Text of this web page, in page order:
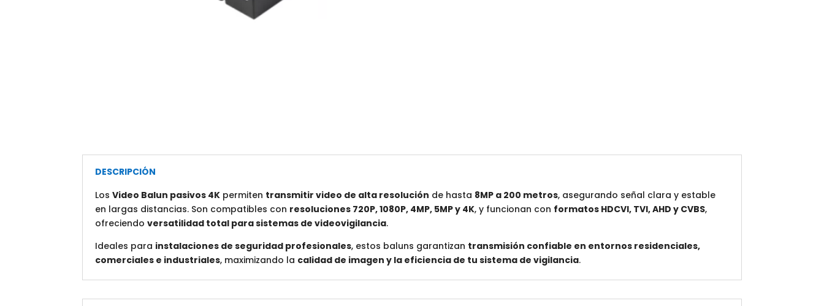
DESCRIPCIÓN
LosVideo Balun pasivos 4K permiten transmitir video de alta resolución de hasta 8MP a 200 metros, asegurando señal clara y estable
en largas distancias. Son compatibles con resoluciones 720P, 1080P, 4MP, 5MP y 4K, y funcionan con formatos HDCVI, TVI, AHD y CVBS,
ofreciendoversatilidad total para sistemas de videovigilancia.
Ideales para instalaciones de seguridad profesionales, estos baluns garantizan transmisión confiable en entornos residenciales,
comerciales e industriales, maximizando la calidad de imagen y la eficiencia de tu sistema de vigilancia.